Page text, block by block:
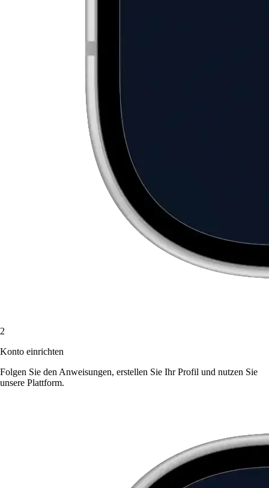
2
Konto einrichten
Folgen Sie den Anweisungen, erstellen Sie Ihr Profil und nutzen Sie
unsere Plattform.